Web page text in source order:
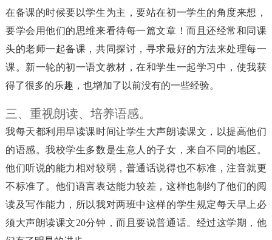
在备课的时候要以学生为主，要站在初一学生的角度来想，
要学会用他们的思维来看待每一篇文章！而且还经常和同课
头的老师一起备课，共同探讨，寻求最好的方法来处理每一
课。新一轮的初一语文教材，在和学生一起学习中，使我获
得了很多的乐趣，也增加了以前没有的一些经验。
三、重视朗读、培养语感。
我每天都利用早读课时间让学生大声朗读课文，以提高他们
的语感。我校学生多数是生意人的子女，来自不同的地区。
他们听说的能力相对较弱，普通话说得也不标准，注音就更
不标准了。他们语言表达能力较差，这样也制约了他们的阅
读及写作能力，所以我对两班中这样的学生规定每天早上必
须大声朗读课文20分钟，而且要说普通话。经过这学期，他